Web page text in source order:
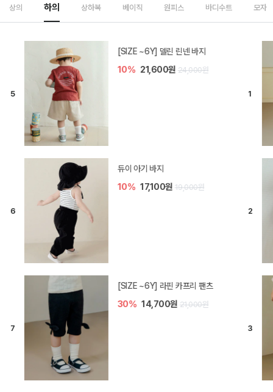
상의 하의 상하복 베이직 원피스 바디수트 모자
[SIZE ~6Y] 델린 린넨 바지
10% 21,600원 24,000원
듀이 아기 바지
10% 17,100원 19,000원
[SIZE ~6Y] 라핀 카프리 팬츠
30% 14,700원 21,000원